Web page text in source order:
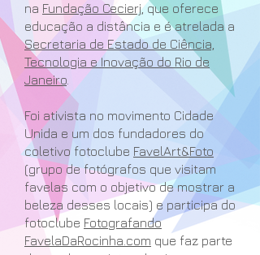
na Fundação Cecierj, que oferece
educação a distância e é atrelada a
Secretaria de Estado de Ciência,
Tecnologia e Inovação do Rio de
Janeiro
Foi ativista no movimento Cidade
Unida e um dos fundadores do
coletivo fotoclube FavelArt&Foto
(grupo de fotógrafos que visitam
favelas com o objetivo de mostrar a
beleza desses locais) e participa do
fotoclube Fotografando
FavelaDaRocinha.com que faz parte